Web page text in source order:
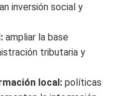
inversión social y
ampliar la base
tributaria y
local: políticas